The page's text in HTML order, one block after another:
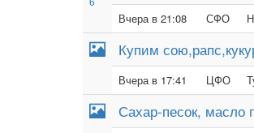
Вчера в 21:08 СФО
Купим
Вчера в 17:41 ЦФО
Сахар-песок, масло